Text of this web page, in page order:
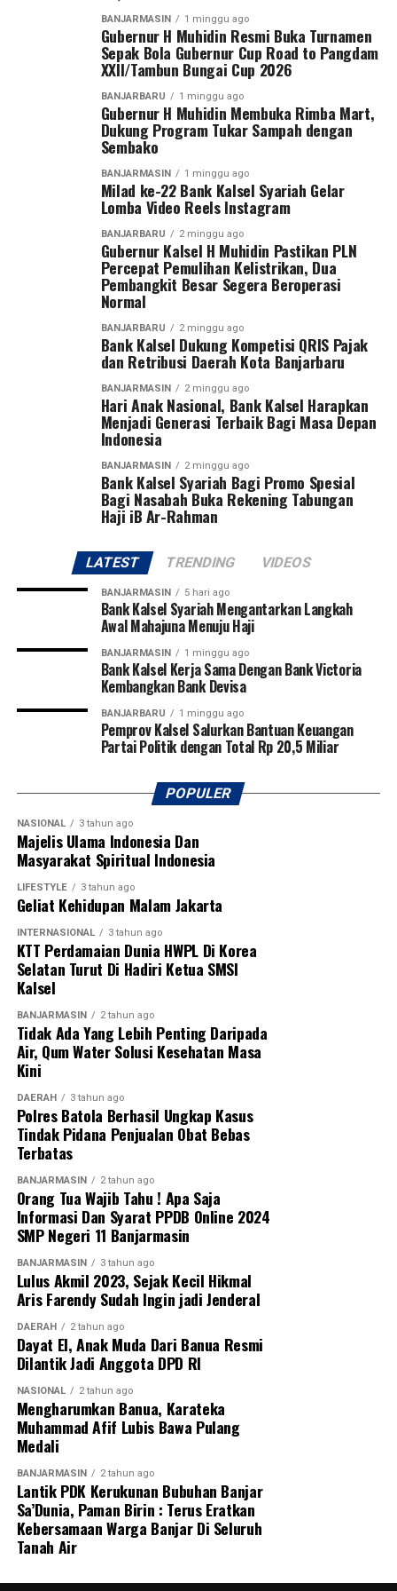
WhatsApp 0 Facebook 0
Messenger 0
PLN untuk mempercepat proses pemulihan sehingga
dampak pemadaman bergilir dapat segera diatasi.
“Alhamdulillah, salah satu pembangkit yang sebelumnya
Juli 2026. Kami terus bekerja keras bersama seluruh
personel PLN dan berkoordinasi dengan seluruh
pengelola pembangkit agar unit yang masih dalam
perbaikan dapat segera beroperasi,” ujar Saleh Siswanto.
PLN katanya optimis setelah pembangkit Tanjung
Power Indonesia dan Unit 2 SKS Listrik Kalimantan
beroperasi penuh, pasokan daya akan kembali
mencukupi sehingga pemadaman bergilir dapat
“Dengan beroperasinya kembali kedua pembangkit
berkapasitas masing-masing 100 megawatt tersebut,
sistem interkoneksi kelistrikan Kalimantan Selatan,
Kalimantan Tengah, Timur dan Kalimantan Utara,
dipastikan akan semakin kuat dan andal dalam
memenuhi kebutuhan listrik masyarakat, ” pungkasnya.
Post Views: 22
Sebarkan
WhatsApp 0
Messenger 0 Twitter 0
terkait partai tertentu.
Arahan pada materi rakor selanjutnya disampaikan
Sekdaprov Syarifuddin sesuai petunjuk Gubernur H
“Banyak arahan Bapak Gubernur untuk pelaksanaan
acara peringatan nantinya antinya, apalagi saat ini kita
dalam kondisi penghematan anggaran, ” ucap
Kendati demikian, Pemprov tetap menyediakan kegiatan
untuk masyarakat seperti hiburan dan angkutan gratis,
termasuk rencana penyediaan makanan gratis seperti
tahun lalu. [adv/adpim]
Post Views: 26
Sebarkan
WhatsApp 0 Facebook 0
Messenger 0
BANJARMASIN 1 minggu ago
Gubernur H Muhidin Resmi Buka Turnamen
Sepak Bola Gubernur Cup Road to Pangdam
XXII/Tambun Bungai Cup 2026
BANJARBARU 1 minggu ago
Gubernur H Muhidin Membuka Rimba Mart,
Dukung Program Tukar Sampah dengan
Sembako
BANJARMASIN 1 minggu ago
Milad ke-22 Bank Kalsel Syariah Gelar
Lomba Video Reels Instagram
BANJARBARU 2 minggu ago
Gubernur Kalsel H Muhidin Pastikan PLN
Percepat Pemulihan Kelistrikan, Dua
Pembangkit Besar Segera Beroperasi
Normal
BANJARBARU 2 minggu ago
Bank Kalsel Dukung Kompetisi QRIS Pajak
dan Retribusi Daerah Kota Banjarbaru
BANJARMASIN 2 minggu ago
Hari Anak Nasional, Bank Kalsel Harapkan
Menjadi Generasi Terbaik Bagi Masa Depan
Indonesia
BANJARMASIN 2 minggu ago
Bank Kalsel Syariah Bagi Promo Spesial
Bagi Nasabah Buka Rekening Tabungan
Haji iB Ar-Rahman
LATEST TRENDING VIDEOS
BANJARMASIN 5 hari ago
Bank Kalsel Syariah Mengantarkan Langkah
Awal Mahajuna Menuju Haji
BANJARMASIN 1 minggu ago
Bank Kalsel Kerja Sama Dengan Bank Victoria
Kembangkan Bank Devisa
BANJARBARU 1 minggu ago
Pemprov Kalsel Salurkan Bantuan Keuangan
Partai Politik dengan Total Rp 20,5 Miliar
POPULER
NASIONAL 3 tahun ago
Majelis Ulama Indonesia Dan
Masyarakat Spiritual Indonesia
LIFESTYLE 3 tahun ago
Geliat Kehidupan Malam Jakarta
INTERNASIONAL 3 tahun ago
KTT Perdamaian Dunia HWPL Di Korea
Selatan Turut Di Hadiri Ketua SMSI
Kalsel
BANJARMASIN 2 tahun ago
Tidak Ada Yang Lebih Penting Daripada
Air, Qum Water Solusi Kesehatan Masa
Kini
DAERAH 3 tahun ago
Polres Batola Berhasil Ungkap Kasus
Tindak Pidana Penjualan Obat Bebas
Terbatas
BANJARMASIN 2 tahun ago
Orang Tua Wajib Tahu ! Apa Saja
Informasi Dan Syarat PPDB Online 2024
SMP Negeri 11 Banjarmasin
BANJARMASIN 3 tahun ago
Lulus Akmil 2023, Sejak Kecil Hikmal
Aris Farendy Sudah Ingin jadi Jenderal
DAERAH 2 tahun ago
Dayat El, Anak Muda Dari Banua Resmi
Dilantik Jadi Anggota DPD RI
NASIONAL 2 tahun ago
Mengharumkan Banua, Karateka
Muhammad Afif Lubis Bawa Pulang
Medali
BANJARMASIN 2 tahun ago
Lantik PDK Kerukunan Bubuhan Banjar
Sa’Dunia, Paman Birin : Terus Eratkan
Kebersamaan Warga Banjar Di Seluruh
Tanah Air